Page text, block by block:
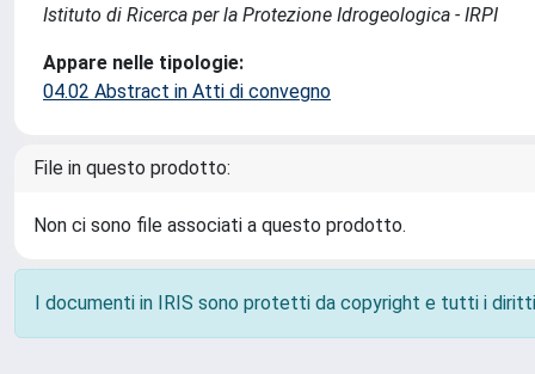
Istituto di Ricerca per la Protezione Idrogeologica - IRPI
Appare nelle tipologie:
04.02 Abstract in Atti di convegno
File in questo prodotto:
Non ci sono file associati a questo prodotto.
I documenti in IRIS sono protetti da copyright e tutti i